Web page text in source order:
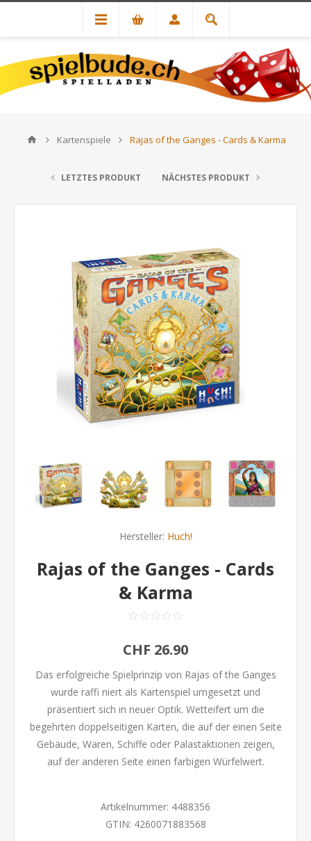
Kartenspiele Rajas of the Ganges - Cards & Karma
LETZTES PRODUKT NÄCHSTES PRODUKT
Hersteller: Huch!
Rajas of the Ganges - Cards
& Karma
CHF 26.90
Das erfolgreiche Spielprinzip von Rajas of the Ganges
wurde raffi niert als Kartenspiel umgesetzt und
präsentiert sich in neuer Optik. Wetteifert um die
begehrten doppelseitigen Karten, die auf der einen Seite
Gebäude, Waren, Schiffe oder Palastaktionen zeigen,
auf der anderen Seite einen farbigen Würfelwert.
Artikelnummer: 4488356
GTIN: 4260071883568